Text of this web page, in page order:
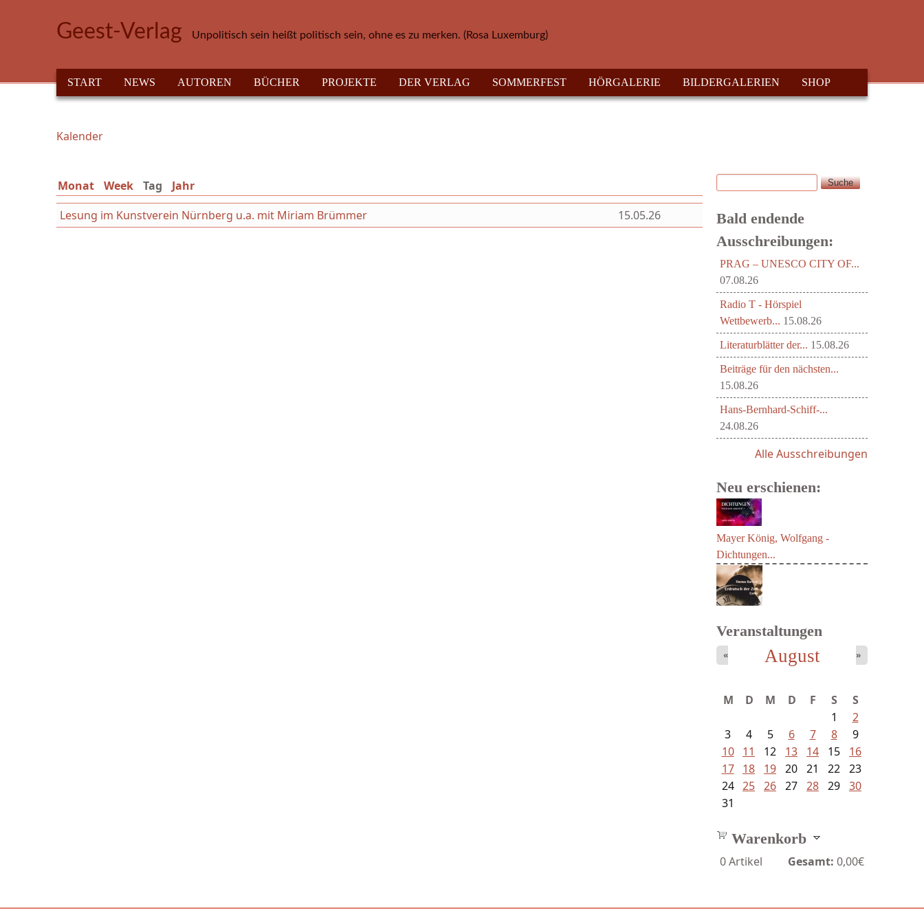
Geest-Verlag Unpolitisch sein heißt politisch sein, ohne es zu merken. (Rosa Luxemburg)
HAUPTMENÜ
START NEWS AUTOREN BÜCHER PROJEKTE DER VERLAG SOMMERFEST HÖRGALERIE BILDERGALERIEN SHOP
Sie sind hier
Kalender
Monat Week Tag (aktiver Reiter)
Jahr
Lesung im Kunstverein Nürnberg u.a. mit Miriam Brümmer
15.05.26
Suchformular
Suche
Bald endende
Ausschreibungen:
PRAG – UNESCO CITY OF...
07.08.26
Radio T - Hörspiel
Wettbewerb... 15.08.26
Literaturblätter der... 15.08.26
Beiträge für den nächsten...
15.08.26
Hans-Bernhard-Schiff-...
24.08.26
Alle Ausschreibungen
Neu erschienen:
Mayer König, Wolfgang -
Dichtungen...
Veranstaltungen
August
« »
M D M D F S
S
1
2
3
4 5 6 7 8
9
10
11 12 13 14 15
16
17
18 19 20 21 22 23
24 25 26 27 28 29 30
31
Warenkorb
0Artikel Gesamt: 0,00€